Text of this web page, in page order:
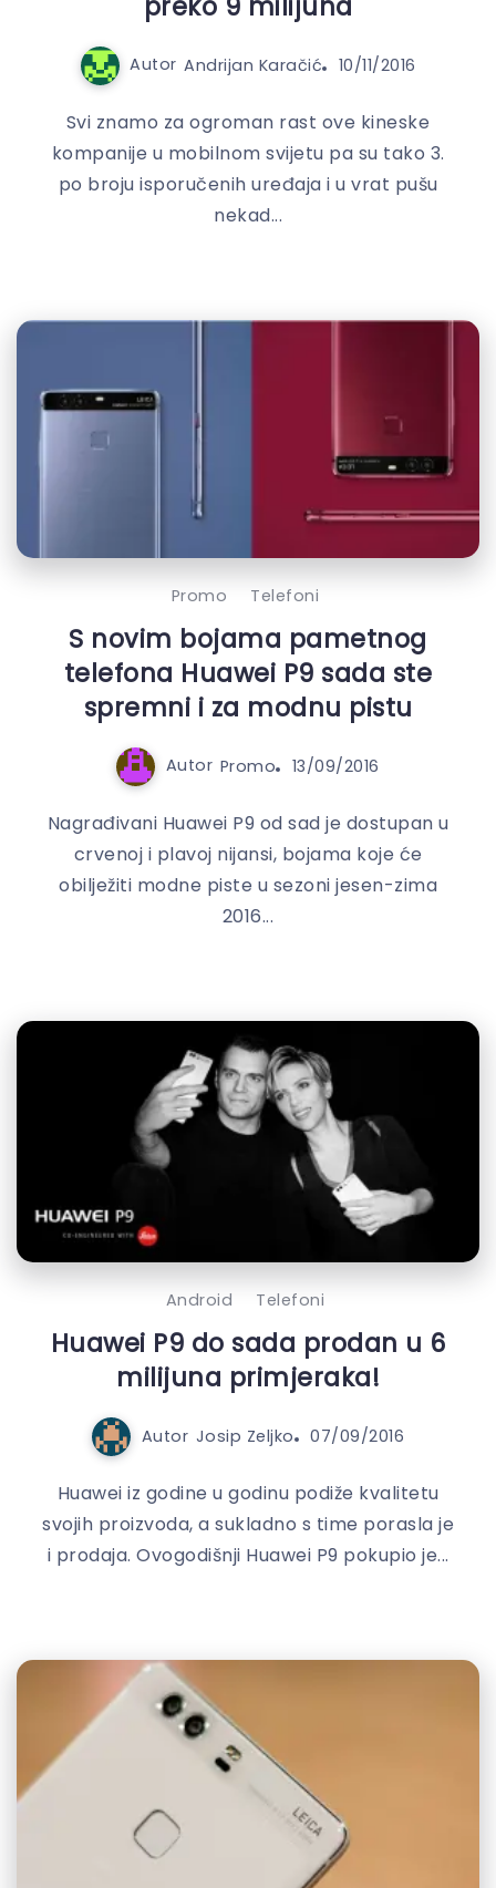
Autor Andrijan Karačić 10/11/2016
Svi znamo za ogroman rast ove kineske
kompanije u mobilnom svijetu pa su tako 3.
po broju isporučenih uređaja i u vrat pušu
nekad...
Promo Telefoni
S novim bojama pametnog
telefona Huawei P9 sada ste
spremni i za modnu pistu
Autor Promo 13/09/2016
Nagrađivani Huawei P9 od sad je dostupan u
crvenoj i plavoj nijansi, bojama koje će
obilježiti modne piste u sezoni jesen-zima
2016...
Android Telefoni
Huawei P9 do sada prodan u 6
milijuna primjeraka!
Autor Josip Zeljko 07/09/2016
Huawei iz godine u godinu podiže kvalitetu
svojih proizvoda, a sukladno s time porasla je
i prodaja. Ovogodišnji Huawei P9 pokupio je...